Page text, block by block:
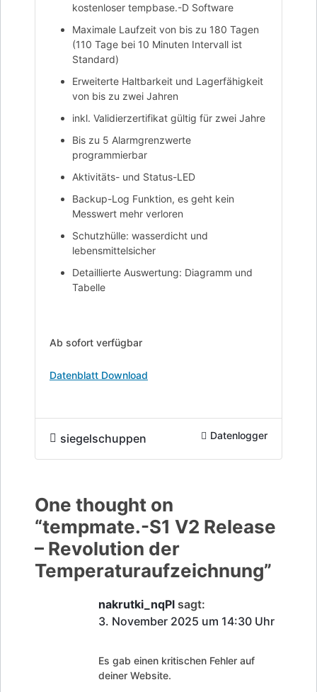
kostenloser tempbase.-D Software
Maximale Laufzeit von bis zu 180 Tagen
(110 Tage bei 10 Minuten Intervall ist
Standard)
Erweiterte Haltbarkeit und Lagerfähigkeit
von bis zu zwei Jahren
inkl. Validierzertifikat gültig für zwei Jahre
Bis zu 5 Alarmgrenzwerte
programmierbar
Aktivitäts- und Status-LED
Backup-Log Funktion, es geht kein
Messwert mehr verloren
Schutzhülle: wasserdicht und
lebensmittelsicher
Detaillierte Auswertung: Diagramm und
Tabelle
Ab sofort verfügbar
Datenblatt Download
siegelschuppen Datenlogger
One thought on
“tempmate.-S1 V2 Release
– Revolution der
Temperaturaufzeichnung”
nakrutki_nqPl sagt:
3. November 2025 um 14:30 Uhr
Es gab einen kritischen Fehler auf
deiner Website.